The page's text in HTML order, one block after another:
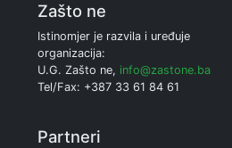
Zašto ne
Istinomjer je razvila i uređuje
organizacija:
U.G. Zašto ne, info@zastone.ba
Tel/Fax: +387 33 61 84 61
Partneri